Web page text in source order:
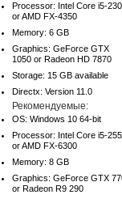
Processor: Intel Core i5-
or AMD FX-4350
Memory: 6 GB
Graphics: GeForce GTX
1050 or Radeon HD 7870
Storage: 15 GB available
Directx: Version 11.0
Рекомендуемые:
OS: Windows 10 64-bit
Processor: Intel Core i5-
or AMD FX-6300
Memory: 8 GB
Graphics: GeForce GTX
or Radeon R9 290